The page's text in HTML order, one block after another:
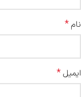
نام*
ایمیل*